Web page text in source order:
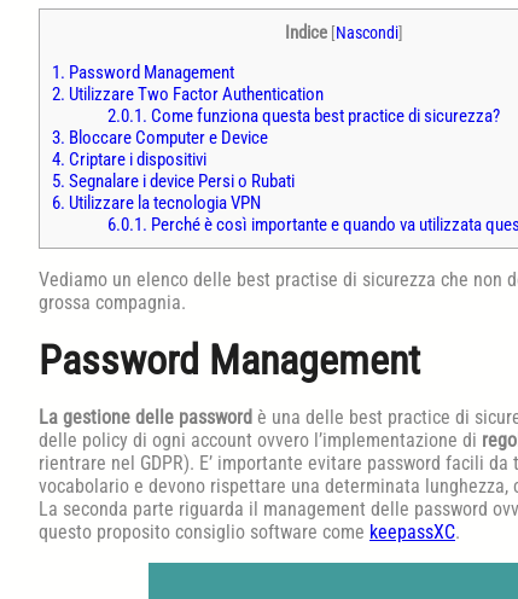
Indice [Nascondi]
1. Password Management
2. Utilizzare Two Factor Authentication
2.0.1. Come funziona questa best practice di sicurezza?
3. Bloccare Computer e Device
4. Criptare i dispositivi
5. Segnalare i device Persi o Rubati
6. Utilizzare la tecnologia VPN
6.0.1. Perché è così importante e quando va utilizzata
Vediamo un elenco delle best practise di sicurezza che non
grossa compagnia.
Password Management
La gestione delle password è una delle best practice di
delle policy di ogni account ovvero l’implementazione di
rientrare nel GDPR). E’ importante evitare password facili
vocabolario e devono rispettare una determinata
La seconda parte riguarda il management delle password
questo proposito consiglio software come keepassXC.